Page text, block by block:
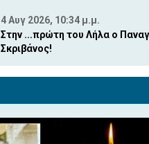
4 Αυγ 2026, 10:34 μ.μ.
Στην ...πρώτη του Λήλα ο
Σκριβάνος!